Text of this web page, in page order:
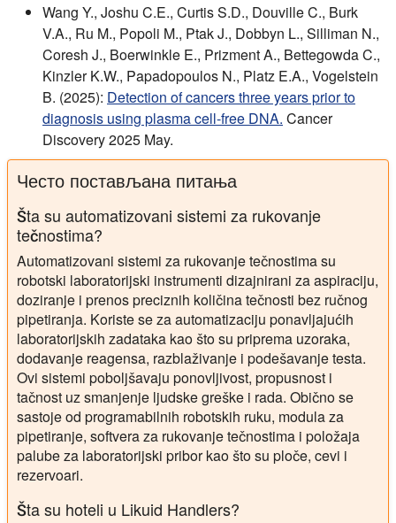
Wang Y., Joshu C.E., Curtis S.D., Douville C., Burk
V.A., Ru M., Popoli M., Ptak J., Dobbyn L., Silliman N.,
Coresh J., Boerwinkle E., Prizment A., Bettegowda C.,
Kinzler K.W., Papadopoulos N., Platz E.A., Vogelstein
B. (2025): Detection of cancers three years prior to
diagnosis using plasma cell-free DNA. Cancer
Discovery 2025 May.
Често постављана питања
Šta su automatizovani sistemi za rukovanje
tečnostima?
Automatizovani sistemi za rukovanje tečnostima su
robotski laboratorijski instrumenti dizajnirani za aspiraciju,
doziranje i prenos preciznih količina tečnosti bez ručnog
pipetiranja. Koriste se za automatizaciju ponavljajućih
laboratorijskih zadataka kao što su priprema uzoraka,
dodavanje reagensa, razblaživanje i podešavanje testa.
Ovi sistemi poboljšavaju ponovljivost, propusnost i
tačnost uz smanjenje ljudske greške i rada. Obično se
sastoje od programabilnih robotskih ruku, modula za
pipetiranje, softvera za rukovanje tečnostima i položaja
palube za laboratorijski pribor kao što su ploče, cevi i
rezervoari.
Šta su hoteli u Likuid Handlers?